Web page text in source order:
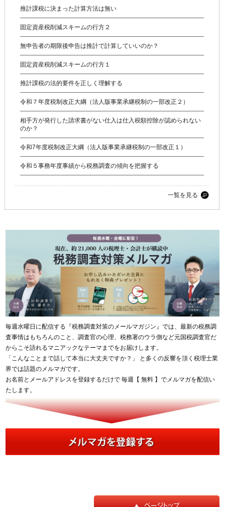
推計課税に決まった計算方法は無い
固定資産税削減スキームの行方２
無申告者の期限後申告は推計で計算していいのか？
固定資産税削減スキームの行方１
推計課税の法的要件を正しく理解する
令和７年度税制改正大綱（法人版事業承継税制の一部改正２）
相手方が発行した請求書がない仕入は仕入税額控除が認められない
のか？
令和7年度税制改正大綱（法人版事業承継税制の一部改正１）
令和５事務年度事績から税務調査の傾向を把握する
一覧を見る
毎週水曜日に配信する『税務調査対策のメールマガジン』では、最新の税務調
査事情はもちろんのこと、調査官の心理、税務署のウラ側など元国税調査官だ
からこそ語れるマニアックなテーマまでをお届けします。
「こんなことまで話して本当に大丈夫ですか？」 と多くの反響を頂く税理士業
界では話題のメルマガです。
お名前とメールアドレスを登録するだけで 毎週【 無料 】でメルマガを配信い
たします。